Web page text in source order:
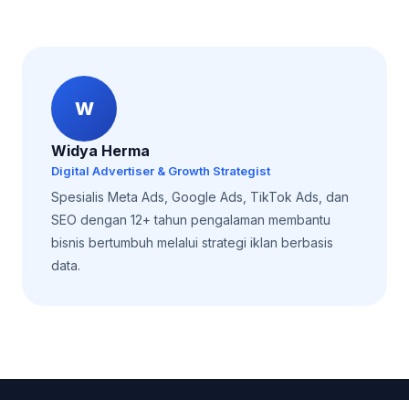
W
Widya Herma
Digital Advertiser & Growth Strategist
Spesialis Meta Ads, Google Ads, TikTok Ads, dan
SEO dengan 12+ tahun pengalaman membantu
bisnis bertumbuh melalui strategi iklan berbasis
data.